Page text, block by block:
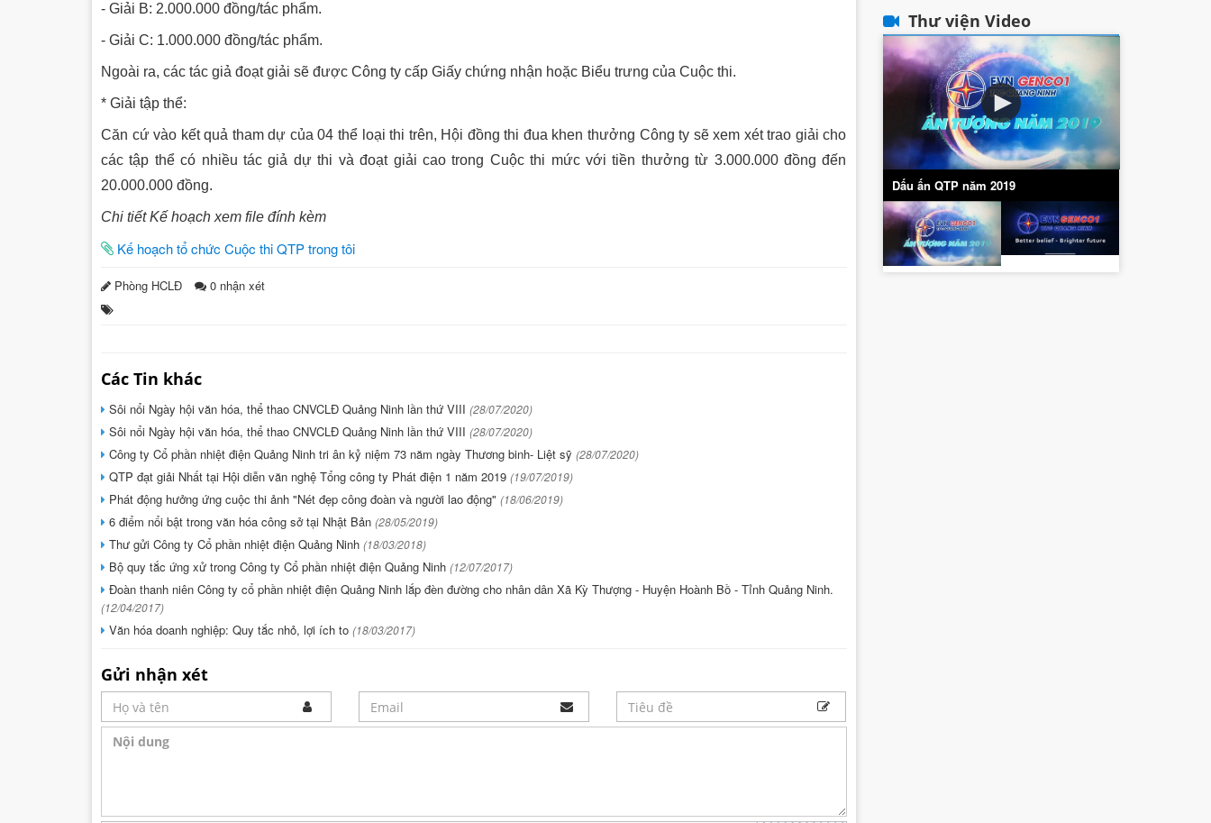
- Giải B: 2.000.000 đồng/tác phẩm.
- Giải C: 1.000.000 đồng/tác phẩm.
Ngoài ra, các tác giả đoạt giải sẽ được Công ty cấp Giấy chứng nhận hoặc Biểu trưng của Cuộc thi.
* Giải tập thể:
Căn cứ vào kết quả tham dự của 04 thể loại thi trên, Hội đồng thi đua khen thưởng Công ty sẽ xem xét trao giải cho
các tập thể có nhiều tác giả dự thi và đoạt giải cao trong Cuộc thi mức với tiền thưởng từ 3.000.000 đồng đến
20.000.000 đồng.
Chi tiết Kế hoạch xem file đính kèm
Kế hoạch tổ chức Cuộc thi QTP trong tôi
Phòng HCLĐ 0 nhận xét
Các Tin khác
Sôi nổi Ngày hội văn hóa, thể thao CNVCLĐ Quảng Ninh lần thứ VIII (28/07/2020)
Sôi nổi Ngày hội văn hóa, thể thao CNVCLĐ Quảng Ninh lần thứ VIII (28/07/2020)
Công ty Cổ phần nhiệt điện Quảng Ninh tri ân kỷ niệm 73 năm ngày Thương binh- Liệt sỹ (28/07/2020)
QTP đạt giải Nhất tại Hội diễn văn nghệ Tổng công ty Phát điện 1 năm 2019 (19/07/2019)
Phát động hưởng ứng cuộc thi ảnh "Nét đẹp công đoàn và người lao động" (18/06/2019)
6 điểm nổi bật trong văn hóa công sở tại Nhật Bản (28/05/2019)
Thư gửi Công ty Cổ phần nhiệt điện Quảng Ninh (18/03/2018)
Bộ quy tắc ứng xử trong Công ty Cổ phần nhiệt điện Quảng Ninh (12/07/2017)
Đoàn thanh niên Công ty cổ phần nhiệt điện Quảng Ninh lắp đèn đường cho nhân dân Xã Kỳ Thượng - Huyện Hoành Bồ - Tỉnh Quảng Ninh.
(12/04/2017)
Văn hóa doanh nghiệp: Quy tắc nhỏ, lợi ích to (18/03/2017)
Gửi nhận xét
Thư viện Video
Dấu ấn QTP năm 2019